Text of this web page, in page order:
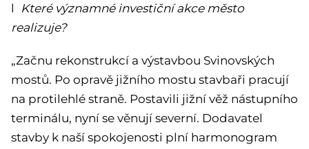
l Které významné investiční akce město
realizuje?
„Začnu rekonstrukcí a výstavbou Svinovských
mostů. Po opravě jižního mostu stavbaři pracují
na protilehlé straně. Postavili jižní věž nástupního
terminálu, nyní se věnují severní. Dodavatel
stavby k naší spokojenosti plní harmonogram